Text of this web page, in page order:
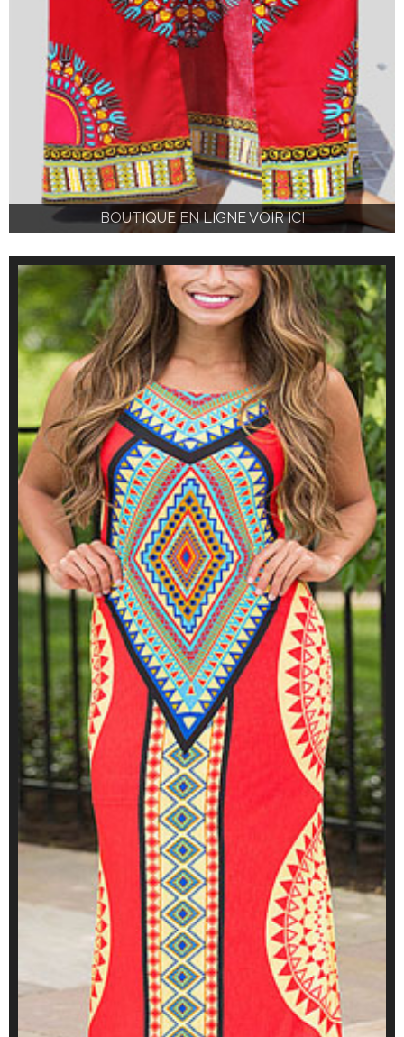
BOUTIQUE EN LIGNE VOIR ICI